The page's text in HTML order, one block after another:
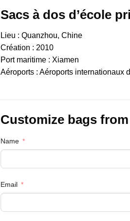
Sacs à dos d’école
Lieu : Quanzhou, Chine
Création : 2010
Port maritime : Xiamen
Aéroports : Aéroports internationaux
Customize bags
Name
Email